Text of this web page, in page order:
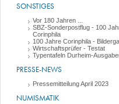
SONSTIGES
Vor 180 Jahren ...
SBZ-Sonderpostflug - 100
Corinphila
100 Jahre Corinphila -
Wirtschaftsprüfer - Testat
Typentafeln Durheim-
PRESSE-NEWS
Pressemitteilung April 2023
NUMISMATIK